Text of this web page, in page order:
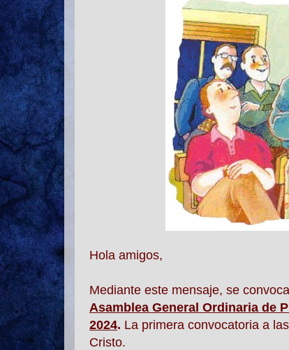
Hola amigos,
Mediante este mensaje, se
Asamblea General Ordinaria de
2024. La primera convocatoria a
Cristo.